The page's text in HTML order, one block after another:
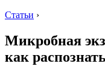
Статьи ›
Микробная
как